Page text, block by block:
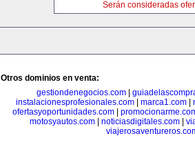
Serán consideradas
Otros dominios en venta:
gestiondenegocios.com
instalacionesprofesionales.com| marca1.com|
ofertasyoportunidades.com
motosyautos.com
noticiasdigitales.com